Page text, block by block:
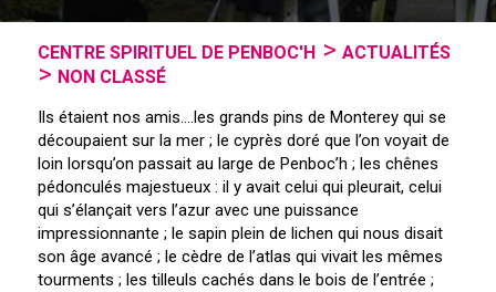
CENTRE SPIRITUEL DE PENBOC'H
ACTUALITÉS
NON CLASSÉ
Ils étaient nos amis….les grands pins de Monterey qui se
découpaient sur la mer ; le cyprès doré que l’on voyait de
loin lorsqu’on passait au large de Penboc’h ; les chênes
pédonculés majestueux : il y avait celui qui pleurait, celui
qui s’élançait vers l’azur avec une puissance
impressionnante ; le sapin plein de lichen qui nous disait
son âge avancé ; le cèdre de l’atlas qui vivait les mêmes
tourments ; les tilleuls cachés dans le bois de l’entrée ;